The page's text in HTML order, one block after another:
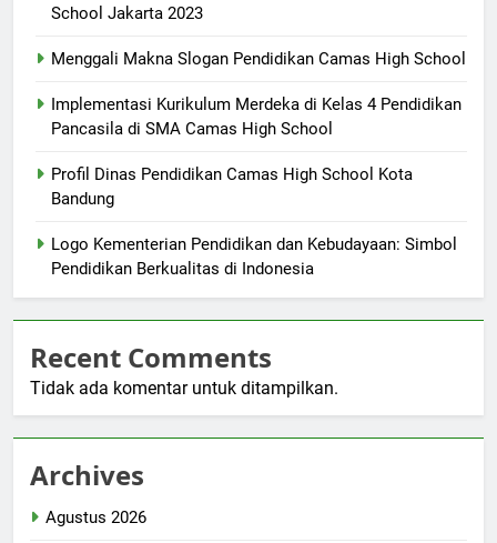
School Jakarta 2023
Menggali Makna Slogan Pendidikan Camas High School
Implementasi Kurikulum Merdeka di Kelas 4 Pendidikan
Pancasila di SMA Camas High School
Profil Dinas Pendidikan Camas High School Kota
Bandung
Logo Kementerian Pendidikan dan Kebudayaan: Simbol
Pendidikan Berkualitas di Indonesia
Recent Comments
Tidak ada komentar untuk ditampilkan.
Archives
Agustus 2026